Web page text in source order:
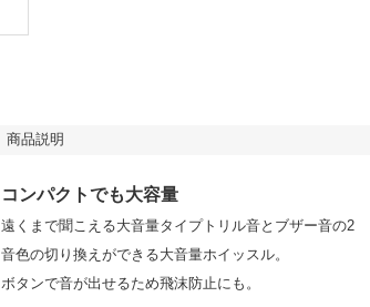
商品説明
コンパクトでも大容量
遠くまで聞こえる大音量タイプトリル音とブザー音の2
音色の切り換えができる大音量ホイッスル。
ボタンで音が出せるため飛沫防止にも。